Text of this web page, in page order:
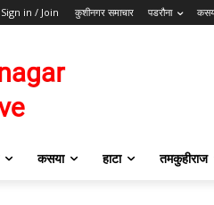
Sign in / Join कुशीनगर समाचार पडरौना
कसया हाटा तमकुहीराज